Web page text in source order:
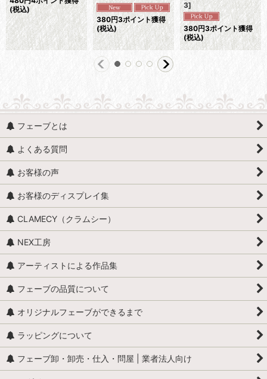
(税込)
380円3ポイント獲得
(税込)
3]
380円3ポイント獲得
(税込)
フェーブとは
よくある質問
お客様の声
お客様のディスプレイ集
CLAMECY（クラムシー）
NEX工房
アーティストによる作品集
フェーブの品質について
オリジナルフェーブができるまで
ラッピングについて
フェーブ卸・卸売・仕入・問屋 | 業者法人向け